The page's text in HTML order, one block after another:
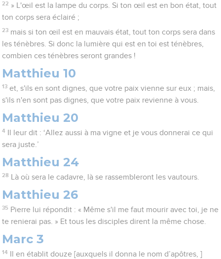
22 » L'œil est la lampe du corps. Si ton œil est en bon état, tout
ton corps sera éclairé ;
23 mais si ton œil est en mauvais état, tout ton corps sera dans
les ténèbres. Si donc la lumière qui est en toi est ténèbres,
combien ces ténèbres seront grandes !
Matthieu 10
13 et, s'ils en sont dignes, que votre paix vienne sur eux ; mais,
s'ils n'en sont pas dignes, que votre paix revienne à vous.
Matthieu 20
4
Il leur dit : ‘Allez aussi à ma vigne et je vous donnerai ce qui
sera juste.’
Matthieu 24
28 Là où sera le cadavre, là se rassembleront les vautours.
Matthieu 26
35 Pierre lui répondit : « Même s'il me faut mourir avec toi, je ne
te renierai pas. » Et tous les disciples dirent la même chose.
Marc 3
14
Il en établit douze [auxquels il donna le nom d’apôtres, ]